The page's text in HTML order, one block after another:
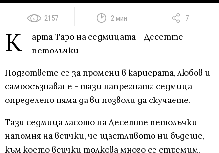
2157 2 мин 7
К
арта Таро на седмицата - Десетте
петолъчки
Подгответе се за промени в кариерата, любов и
самоосъзнаване - тази напрегната седмица
определено няма да ви позволи да скучаете.
Тази седмица ласото на Десетте петолъчки
напомня на всички, че щастливото ни бъдеще,
към което всички толкова много се стремим,